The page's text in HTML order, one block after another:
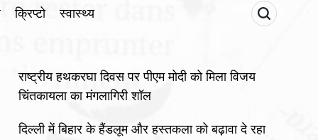
क्रिप्टो स्वास्थ्य
राष्ट्रीय हथकरघा दिवस पर पीएम मोदी को मिला विजय
चिंतकायला का मंगलागिरी शॉल
दिल्ली में बिहार के हैंडलूम और हस्तकला को बढ़ावा दे रहा